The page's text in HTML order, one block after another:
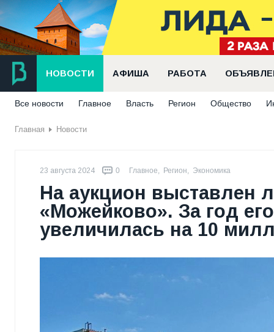
НОВОСТИ АФИША РАБОТА
Все новости Главное Власть Регион Общество
Главная Новости
23 августа 2024 0 Главное, Регион, Экономика
На аукцион выставлен
«Можейково». За год
увеличилась на 10